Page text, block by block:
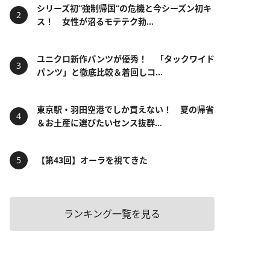
シリーズ初“強制帰国”の危機と今シーズン初キ
ス！ 女性が沼るモテテク勃...
ユニクロ新作パンツが優秀！ 「タックワイド
パンツ」と徹底比較＆着回しコ...
東京駅・羽田空港でしか買えない！ 夏の帰省
＆お土産に選びたいセンス抜群...
【第43回】オーラを視てきた
ランキング一覧を見る